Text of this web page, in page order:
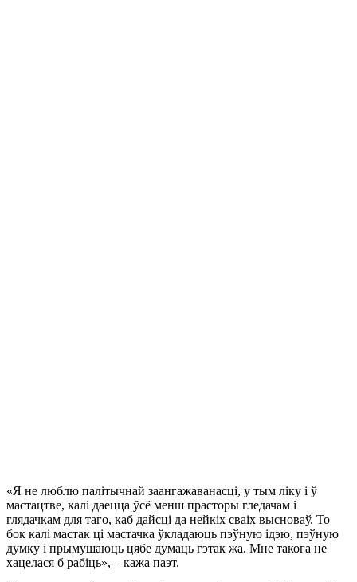
«Я не люблю палітычнай заангажаванасці, у тым ліку і ў
мастацтве, калі даецца ўсё менш прасторы гледачам і
глядачкам для таго, каб дайсці да нейкіх сваіх высноваў. То
бок калі мастак ці мастачка ўкладаюць пэўную ідэю, пэўную
думку і прымушаюць цябе думаць гэтак жа. Мне такога не
хацелася б рабіць», – кажа паэт.